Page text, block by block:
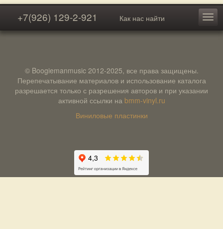
+7(926) 129-2-921 Как нас найти
© Boogiemanmusic 2012-2025, все права защищены.
Перепечатывание материалов и использование каталога
разрешается только с разрешения авторов и при указании
активной ссылки на bmm-vinyl.ru
Виниловые пластинки